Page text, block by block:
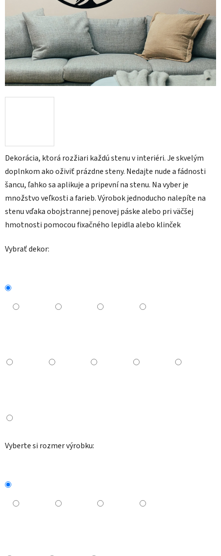
Dekorácia, ktorá rozžiari každú stenu v interiéri. Je skvelým
doplnkom ako oživiť prázdne steny. Nedajte nude a fádnosti
šancu, ľahko sa aplikuje a pripevní na stenu. Na vyber je
množstvo veľkosti a farieb. Výrobok jednoducho nalepíte na
stenu vďaka obojstrannej penovej páske alebo pri väčšej
hmotnosti pomocou fixačného lepidla alebo klinček
Vybrať dekor:
Vyberte si rozmer výrobku: